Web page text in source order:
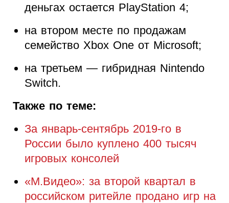
деньгах остается PlayStation 4;
на втором месте по продажам
семейство Xbox One от Microsoft;
на третьем — гибридная Nintendo
Switch.
Также по теме:
За январь-сентябрь 2019-го в
России было куплено 400 тысяч
игровых консолей
«М.Видео»: за второй квартал в
российском ритейле продано игр на